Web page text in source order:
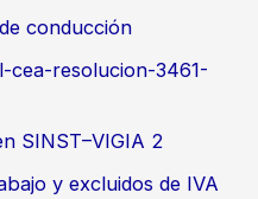
conducción
cea-resolucion-3461-
SINST–VIGIA 2
y excluidos de IVA